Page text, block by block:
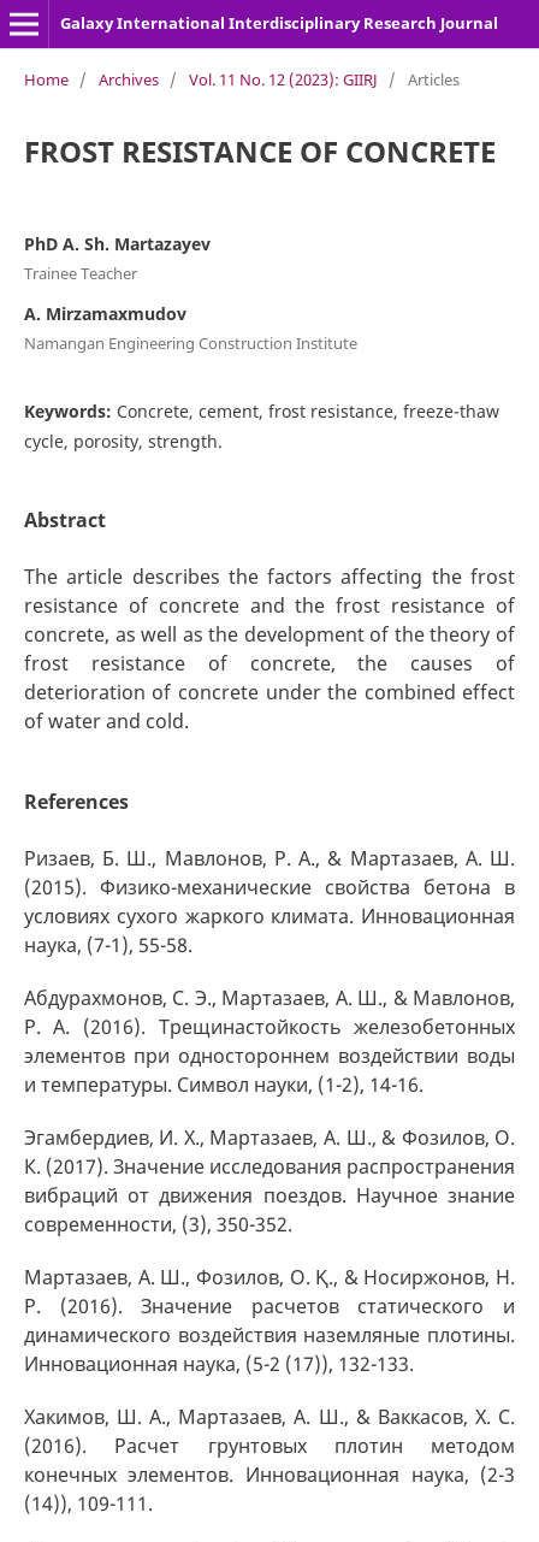
Galaxy International Interdisciplinary Research Journal
Home / Archives / Vol. 11 No. 12 (2023): GIIRJ / Articles
FROST RESISTANCE OF CONCRETE
PhD A. Sh. Martazayev
Trainee Teacher
A. Mirzamaxmudov
Namangan Engineering Construction Institute
Keywords: Concrete, cement, frost resistance, freeze-thaw
cycle, porosity, strength.
Abstract
The article describes the factors affecting the frost
resistance of concrete and the frost resistance of
concrete, as well as the development of the theory of
frost resistance of concrete, the causes of
deterioration of concrete under the combined effect
of water and cold.
References
Ризаев, Б. Ш., Мавлонов, Р. А., & Мартазаев, А. Ш.
(2015). Физико-механические свойства бетона в
условиях сухого жаркого климата. Инновационная
наука, (7-1), 55-58.
Абдурахмонов, С. Э., Мартазаев, А. Ш., & Мавлонов,
Р. А. (2016). Трещинастойкость железобетонных
элементов при одностороннем воздействии воды
и температуры. Символ науки, (1-2), 14-16.
Эгамбердиев, И. Х., Мартазаев, А. Ш., & Фозилов, О.
К. (2017). Значение исследования распространения
вибраций от движения поездов. Научное знание
современности, (3), 350-352.
Мартазаев, А. Ш., Фозилов, О. Қ., & Носиржонов, Н.
Р. (2016). Значение расчетов статического и
динамического воздействия наземляные плотины.
Инновационная наука, (5-2 (17)), 132-133.
Хакимов, Ш. А., Мартазаев, А. Ш., & Ваккасов, Х. С.
(2016). Расчет грунтовых плотин методом
конечных элементов. Инновационная наука, (2-3
(14)), 109-111.